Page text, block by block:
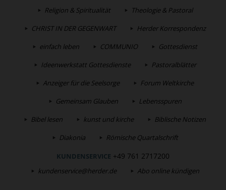
Religion & Spiritualität
Theologie & Pastoral
CHRIST IN DER GEGENWART
Herder Korrespondenz
einfach leben
COMMUNIO
Gottesdienst
Ideenwerkstatt Gottesdienste
Pastoralblätter
Anzeiger für die Seelsorge
Forum Weltkirche
Gemeinsam Glauben
Lebensspuren
Bibel lesen
kunst und kirche
Biblische Notizen
Diakonia
Römische Quartalschrift
KUNDENSERVICE +49 761 2717200
kundenservice@herder.de Abo online kündigen